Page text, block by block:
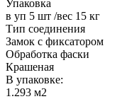
Упаковка
в уп 5 шт /вес 15 кг
Тип соединения
Замок с фиксатором
Обработка фаски
Крашеная
В упаковке:
1.293 м2